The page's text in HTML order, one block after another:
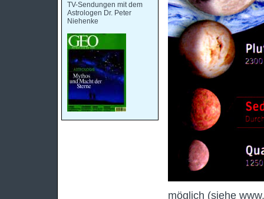
TV-Sendungen mit dem
Astrologen Dr. Peter
Niehenke
möglich (siehe